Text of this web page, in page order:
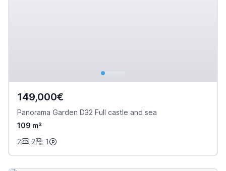
149,000€
Panorama Garden D32 Full castle and sea
109 m²
2
2 1